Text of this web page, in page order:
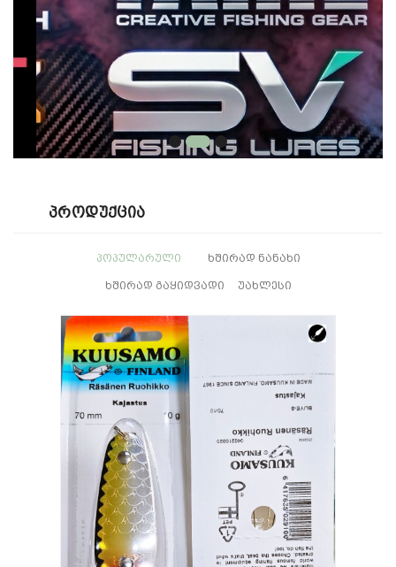
Პროდუქცია
ᲞᲝᲞᲣᲚᲐᲠᲣᲚᲘ ᲮᲨᲘᲠᲐᲓ ᲜᲐᲜᲐᲮᲘ
ᲮᲨᲘᲠᲐᲓ ᲒᲐᲧᲘᲓᲕᲐᲓᲘ ᲣᲐᲮᲚᲔᲡᲘ